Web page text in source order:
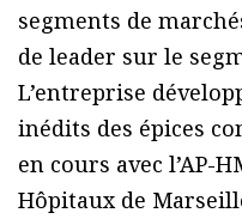
segments de
de leader sur le
L’entreprise
inédits des épices
en cours avec l’AP-
Hôpitaux de